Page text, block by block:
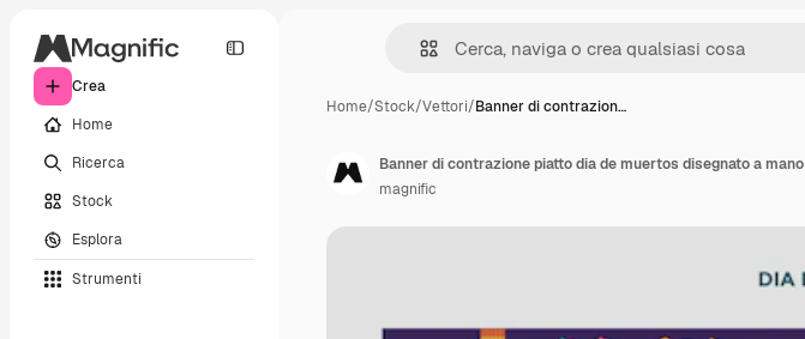
Crea
Home
Ricerca
Stock
Esplora
Strumenti
Home/Stock/Vettori/Banner di contrazion…
Banner di contrazione piatto dia de muertos disegnato a mano
magnific